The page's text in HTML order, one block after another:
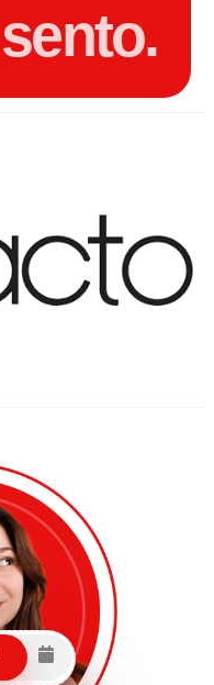
sento.